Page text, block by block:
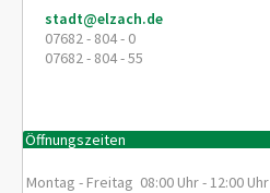
stadt@elzach.de
07682 - 804 - 0
07682 - 804 - 55
Öffnungszeiten
Montag - Freitag 08:00 Uhr - 12:00 Uhr